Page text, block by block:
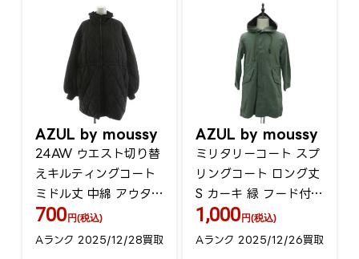
AZUL by moussy
24AW ウエスト切り替
えキルティングコート
ミドル丈 中綿 アウター
F 黒 ブラック
250HAB30-566I
700 円(税込)
Aランク 2025/12/28買取
AZUL by moussy
ミリタリーコート スプ
リングコート ロング丈
S カーキ 緑 フード付き
/HO10 GY61
1,000 円(税込)
Aランク 2025/12/26買取